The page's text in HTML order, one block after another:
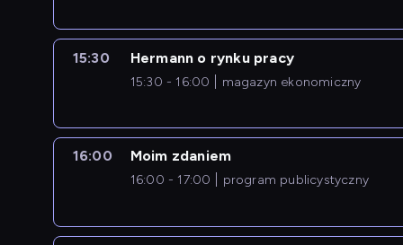
15:30 Hermann o rynku pracy
15:30 - 16:00 magazyn ekonomiczny
16:00 Moim zdaniem
16:00 - 17:00 program publicystyczny